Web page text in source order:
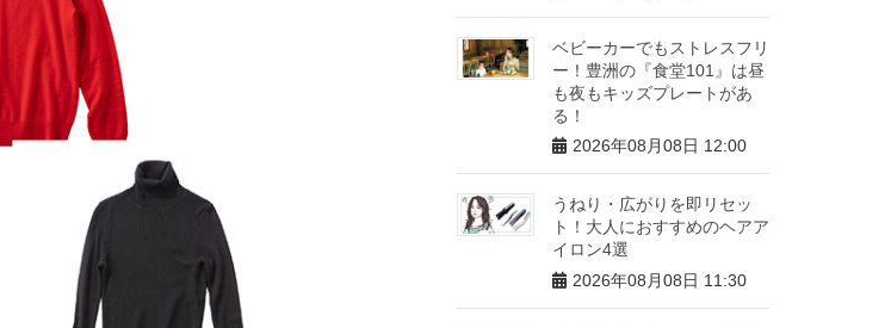
ベビーカーでもストレスフリ
ー！豊洲の『食堂101』は昼
も夜もキッズプレートがあ
る！
2026年08月08日 12:00
うねり・広がりを即リセッ
ト！大人におすすめのヘアア
イロン4選
2026年08月08日 11:30